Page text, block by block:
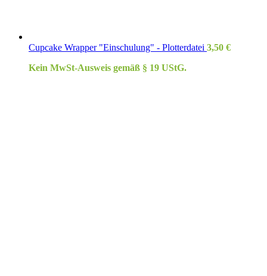
Cupcake Wrapper "Einschulung" - Plotterdatei 3,50 €
Kein MwSt-Ausweis gemäß § 19 UStG.